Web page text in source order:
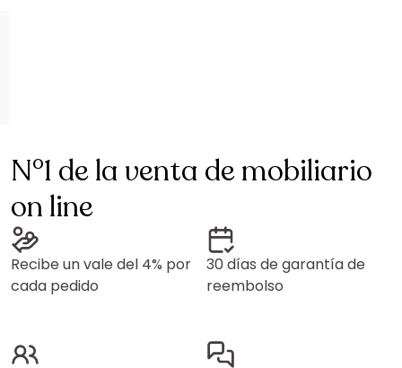
N°1 de la venta de mobiliario
on line
Recibe un vale del 4% por
cada pedido
30 días de garantía de
reembolso